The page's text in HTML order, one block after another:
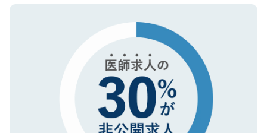
で、機密保持に関してもご安心ください。
ので、まずはご登録ください。